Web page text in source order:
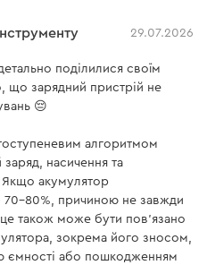
зарядки
имеет
9-этапный
подойдет для
автомобилей и
средств.
29.07.2026
поділилися своїм
що зарядний пристрій не
😔
алгоритмом
насичення та
акумулятор
70–80%, причиною не завжди
також може бути пов'язано
зокрема його зносом,
ємності або пошкодженням